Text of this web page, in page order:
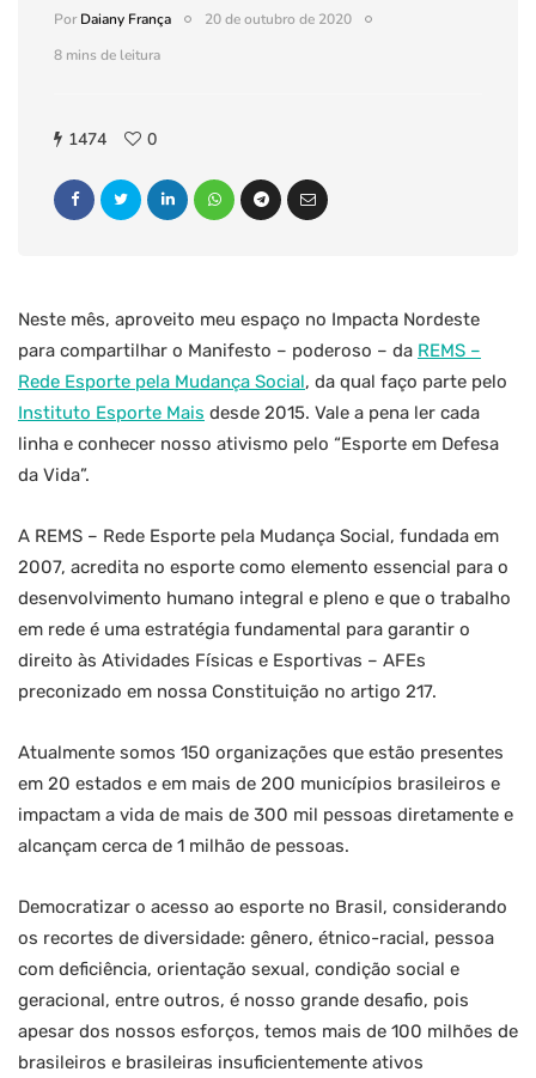
PorDaiany França
20 de outubro de 2020
8 mins de leitura
1474 0
Neste mês, aproveito meu espaço no Impacta Nordeste
para compartilhar o Manifesto – poderoso – da REMS –
Rede Esporte pela Mudança Social, da qual faço parte pelo
Instituto Esporte Mais desde 2015. Vale a pena ler cada
linha e conhecer nosso ativismo pelo “Esporte em Defesa
da Vida”.
A REMS – Rede Esporte pela Mudança Social, fundada em
2007, acredita no esporte como elemento essencial para o
desenvolvimento humano integral e pleno e que o trabalho
em rede é uma estratégia fundamental para garantir o
direito às Atividades Físicas e Esportivas – AFEs
preconizado em nossa Constituição no artigo 217.
Atualmente somos 150 organizações que estão presentes
em 20 estados e em mais de 200 municípios brasileiros e
impactam a vida de mais de 300 mil pessoas diretamente e
alcançam cerca de 1 milhão de pessoas.
Democratizar o acesso ao esporte no Brasil, considerando
os recortes de diversidade: gênero, étnico-racial, pessoa
com deficiência, orientação sexual, condição social e
geracional, entre outros, é nosso grande desafio, pois
apesar dos nossos esforços, temos mais de 100 milhões de
brasileiros e brasileiras insuficientemente ativos